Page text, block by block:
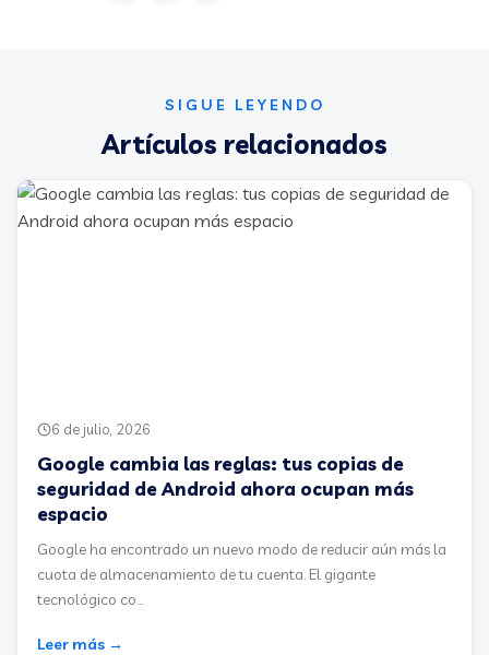
SIGUE LEYENDO
Artículos relacionados
6 de julio, 2026
Google cambia las reglas: tus copias de
seguridad de Android ahora ocupan más
espacio
Google ha encontrado un nuevo modo de reducir aún más la
cuota de almacenamiento de tu cuenta. El gigante
tecnológico co...
Leer más →